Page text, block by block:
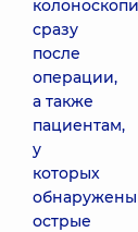
сразу
после
операции,
а также
пациентам,
у
которых
обнаружены
острые